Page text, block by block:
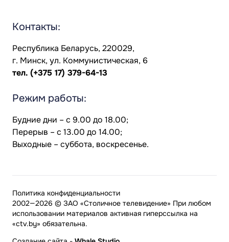
Контакты:
Республика Беларусь, 220029,
г. Минск, ул. Коммунистическая, 6
тел. (+375 17) 379-64-13
Режим работы:
Будние дни – с 9.00 до 18.00;
Перерыв – с 13.00 до 14.00;
Выходные – суббота, воскресенье.
2002—2026 © ЗАО «Столичное телевидение» При любом
использовании материалов активная гиперссылка на
«ctv.by» обязательна.
Политика конфиденциальности